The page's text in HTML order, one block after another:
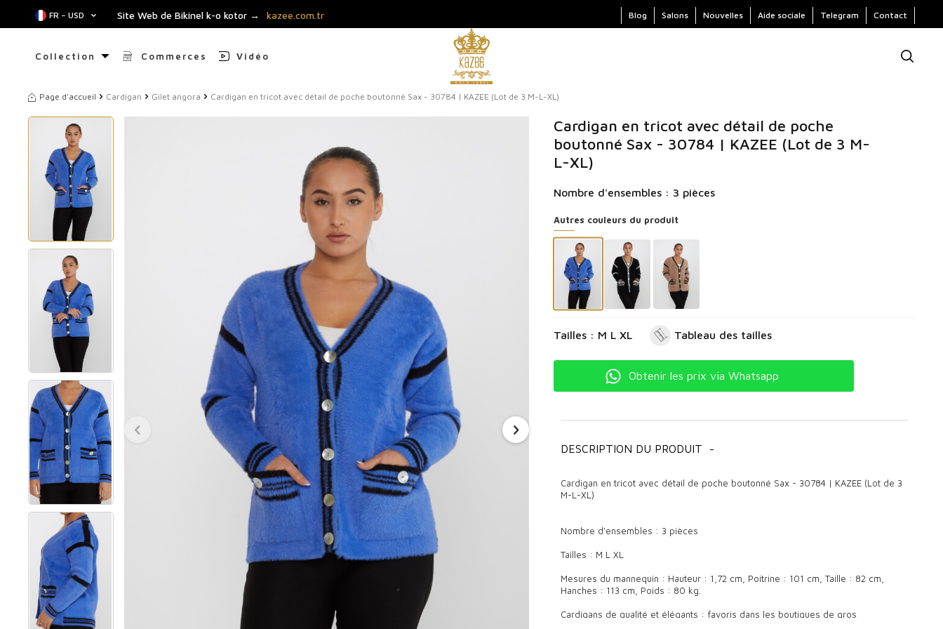
FR − USD Site Web de Bikinel k-o kotor → kazee.com.tr Blog Salons Nouvelles Aide sociale Telegram Contact
Collection Commerces Vidéo
Page d'accueil Cardigan Gilet angora Cardigan en tricot avec détail de poche boutonné Sax - 30784 | KAZEE (Lot de 3 M-L-XL)
Cardigan en tricot avec détail de poche
boutonné Sax - 30784 | KAZEE (Lot de 3 M-
L-XL)
Nombre d'ensembles : 3 pièces
Autres couleurs du produit
Tailles : M L XL Tableau des tailles
Obtenir les prix via Whatsapp
DESCRIPTION DU PRODUIT -
Cardigan en tricot avec détail de poche boutonné Sax - 30784 | KAZEE (Lot de 3
M-L-XL)
Nombre d'ensembles : 3 pièces
Tailles : M L XL
Mesures du mannequin : Hauteur : 1,72 cm, Poitrine : 101 cm, Taille : 82 cm,
Hanches : 113 cm, Poids : 80 kg.
Cardigans de qualité et élégants : favoris dans les boutiques de gros